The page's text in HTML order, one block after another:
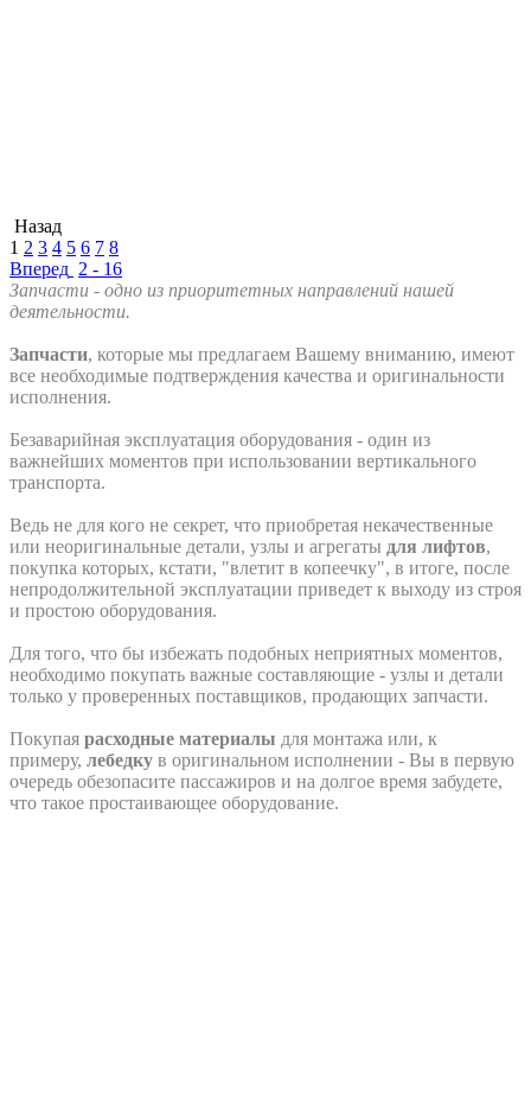
Назад
1 2 3 4 5 6 7 8
Вперед 2 - 16
Запчасти - одно из приоритетных направлений нашей
деятельности.
Запчасти, которые мы предлагаем Вашему вниманию, имеют
все необходимые подтверждения качества и оригинальности
исполнения.
Безаварийная эксплуатация оборудования - один из
важнейших моментов при использовании вертикального
транспорта.
Ведь не для кого не секрет, что приобретая некачественные
или неоригинальные детали, узлы и агрегаты для лифтов,
покупка которых, кстати, "влетит в копеечку", в итоге, после
непродолжительной эксплуатации приведет к выходу из строя
и простою оборудования.
Для того, что бы избежать подобных неприятных моментов,
необходимо покупать важные составляющие - узлы и детали
только у проверенных поставщиков, продающих запчасти.
Покупая расходные материалы для монтажа или, к
примеру, лебедку в оригинальном исполнении - Вы в первую
очередь обезопасите пассажиров и на долгое время забудете,
что такое простаивающее оборудование.